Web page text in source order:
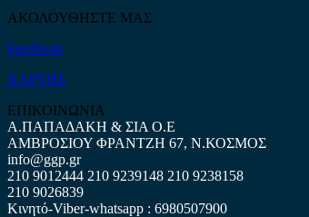
ΑΚΟΛΟΥΘΗΣΤΕ ΜΑΣ
Facebook
ΧΑΡΤΗΣ
ΕΠΙΚΟΙΝΩΝΙΑ
Α.ΠΑΠΑΔΑΚΗ & ΣΙΑ Ο.Ε
ΑΜΒΡΟΣΙΟΥ ΦΡΑΝΤΖΗ 67, Ν.ΚΟΣΜΟΣ
info@ggp.gr
210 9012444 210 9239148 210 9238158
210 9026839
Κινητό-Viber-whatsapp : 6980507900